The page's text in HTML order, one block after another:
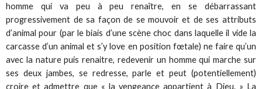
homme qui va peu à peu renaître, en se débarrassant
progressivement de sa façon de se mouvoir et de ses attributs
d’animal pour (par le biais d’une scène choc dans laquelle il vide la
carcasse d’un animal et s’y love en position fœtale) ne faire qu’un
avec la nature puis renaitre, redevenir un homme qui marche sur
ses deux jambes, se redresse, parle et peut (potentiellement)
croire et admettre que « la vengeance appartient à Dieu. » La